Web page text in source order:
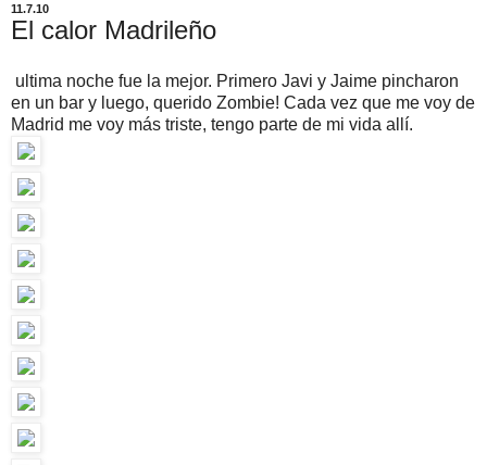
11.7.10
El calor Madrileño
ultima noche fue la mejor. Primero Javi y Jaime pincharon
en un bar y luego, querido Zombie! Cada vez que me voy de
Madrid me voy más triste, tengo parte de mi vida allí.